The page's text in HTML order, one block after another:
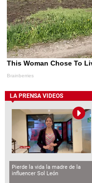
LA PRENSA VIDEOS
Pierde la vida la madre de la
influencer Sol León